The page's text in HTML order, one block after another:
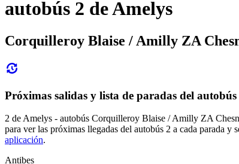
autobús 2 de Amelys
Corquilleroy Blaise / Amilly ZA
Próximas salidas y lista de paradas del autobús
2 de Amelys - autobús Corquilleroy Blaise / Amilly ZA
para ver las próximas llegadas del autobús 2 a cada parada
aplicación.
Antibes